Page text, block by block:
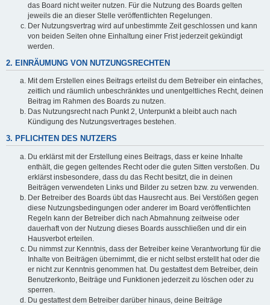
das Board nicht weiter nutzen. Für die Nutzung des Boards gelten
jeweils die an dieser Stelle veröffentlichten Regelungen.
Der Nutzungsvertrag wird auf unbestimmte Zeit geschlossen und kann
von beiden Seiten ohne Einhaltung einer Frist jederzeit gekündigt
werden.
2. EINRÄUMUNG VON NUTZUNGSRECHTEN
Mit dem Erstellen eines Beitrags erteilst du dem Betreiber ein einfaches,
zeitlich und räumlich unbeschränktes und unentgeltliches Recht, deinen
Beitrag im Rahmen des Boards zu nutzen.
Das Nutzungsrecht nach Punkt 2, Unterpunkt a bleibt auch nach
Kündigung des Nutzungsvertrages bestehen.
3. PFLICHTEN DES NUTZERS
Du erklärst mit der Erstellung eines Beitrags, dass er keine Inhalte
enthält, die gegen geltendes Recht oder die guten Sitten verstoßen. Du
erklärst insbesondere, dass du das Recht besitzt, die in deinen
Beiträgen verwendeten Links und Bilder zu setzen bzw. zu verwenden.
Der Betreiber des Boards übt das Hausrecht aus. Bei Verstößen gegen
diese Nutzungsbedingungen oder anderer im Board veröffentlichten
Regeln kann der Betreiber dich nach Abmahnung zeitweise oder
dauerhaft von der Nutzung dieses Boards ausschließen und dir ein
Hausverbot erteilen.
Du nimmst zur Kenntnis, dass der Betreiber keine Verantwortung für die
Inhalte von Beiträgen übernimmt, die er nicht selbst erstellt hat oder die
er nicht zur Kenntnis genommen hat. Du gestattest dem Betreiber, dein
Benutzerkonto, Beiträge und Funktionen jederzeit zu löschen oder zu
sperren.
Du gestattest dem Betreiber darüber hinaus, deine Beiträge